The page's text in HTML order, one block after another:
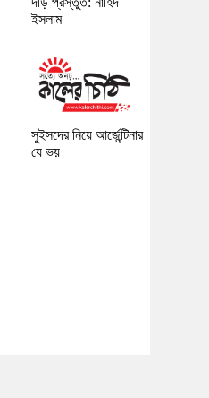
ইসলাম
সুইসদের নিয়ে আর্জেন্টিনার
যে ভয়